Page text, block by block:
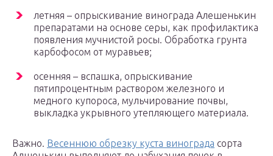
летняя – опрыскивание винограда Алешенькин
препаратами на основе серы, как профилактика
появления мучнистой росы. Обработка грунта
карбофосом от муравьев;
осенняя – вспашка, опрыскивание
пятипроцентным раствором железного и
медного купороса, мульчирование почвы,
выкладка укрывного утепляющего материала.
Важно. Весеннюю обрезку куста винограда сорта